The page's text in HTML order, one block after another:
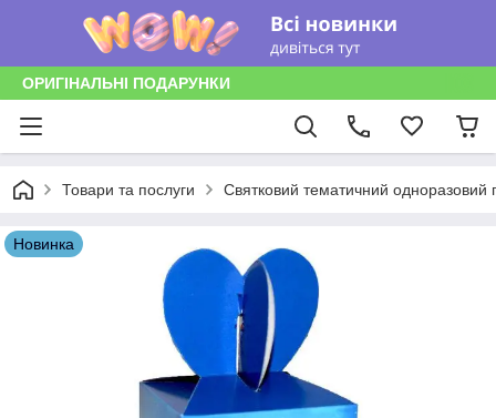
ОРИГІНАЛЬНІ ПОДАРУНКИ
Товари та послуги Святковий тематичний одноразовий
Новинка